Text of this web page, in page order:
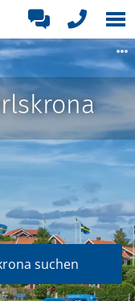
suchen